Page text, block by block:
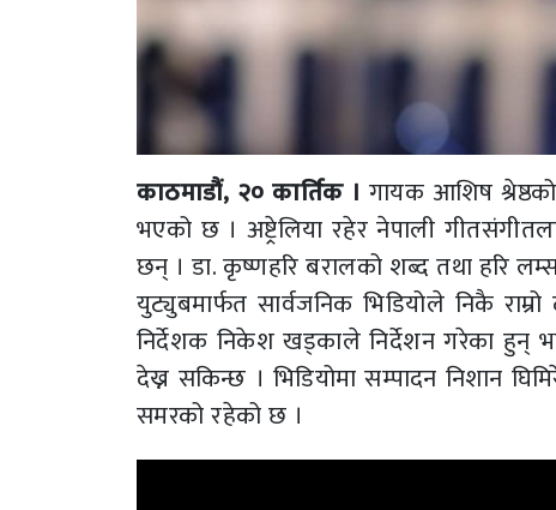
काठमाडौं, २० कार्तिक । गायक आशिष
भएको छ । अष्ट्रेलिया रहेर नेपाली
छन् । डा. कृष्णहरि बरालको शब्द तथा हरि
युट्युबमार्फत सार्वजनिक भिडियोले निकै
निर्देशक निकेश खड्काले निर्देशन गरेका हुन्
देख्न सकिन्छ । भिडियोमा सम्पादन निशान
समरको रहेको छ ।